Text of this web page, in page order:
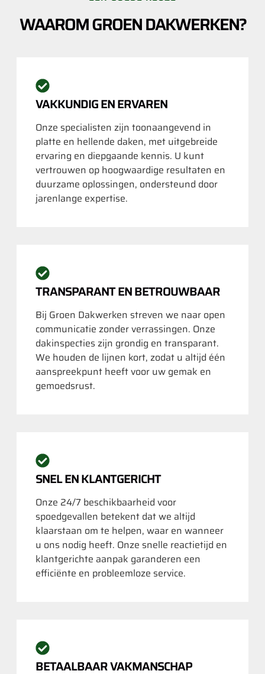
WAAROM GROEN DAKWERKEN?
VAKKUNDIG EN ERVAREN
Onze specialisten zijn toonaangevend in
platte en hellende daken, met uitgebreide
ervaring en diepgaande kennis. U kunt
vertrouwen op hoogwaardige resultaten en
duurzame oplossingen, ondersteund door
jarenlange expertise.
TRANSPARANT EN BETROUWBAAR
Bij Groen Dakwerken streven we naar open
communicatie zonder verrassingen. Onze
dakinspecties zijn grondig en transparant.
We houden de lijnen kort, zodat u altijd één
aanspreekpunt heeft voor uw gemak en
gemoedsrust.
SNEL EN KLANTGERICHT
Onze 24/7 beschikbaarheid voor
spoedgevallen betekent dat we altijd
klaarstaan om te helpen, waar en wanneer
u ons nodig heeft. Onze snelle reactietijd en
klantgerichte aanpak garanderen een
efficiënte en probleemloze service.
BETAALBAAR VAKMANSCHAP